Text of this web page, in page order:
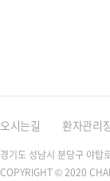
오시는길 환자관리
경기도 성남시 분당구 야탑
COPYRIGHT © 2020